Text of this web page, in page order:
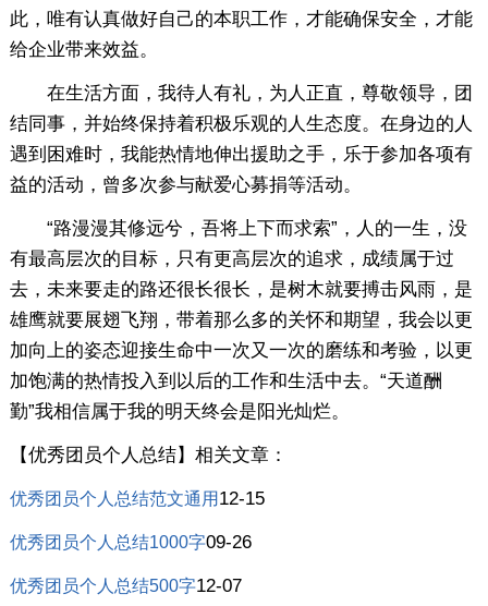
此，唯有认真做好自己的本职工作，才能确保安全，才能
给企业带来效益。
在生活方面，我待人有礼，为人正直，尊敬领导，团
结同事，并始终保持着积极乐观的人生态度。在身边的人
遇到困难时，我能热情地伸出援助之手，乐于参加各项有
益的活动，曾多次参与献爱心募捐等活动。
“路漫漫其修远兮，吾将上下而求索”，人的一生，没
有最高层次的目标，只有更高层次的追求，成绩属于过
去，未来要走的路还很长很长，是树木就要搏击风雨，是
雄鹰就要展翅飞翔，带着那么多的关怀和期望，我会以更
加向上的姿态迎接生命中一次又一次的磨练和考验，以更
加饱满的热情投入到以后的工作和生活中去。“天道酬
勤”我相信属于我的明天终会是阳光灿烂。
【优秀团员个人总结】相关文章：
优秀团员个人总结范文通用 12-15
优秀团员个人总结1000字09-26
优秀团员个人总结500字12-07